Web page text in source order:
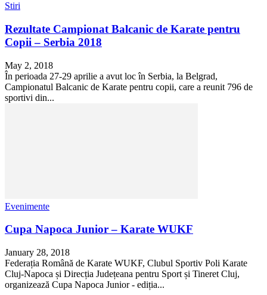
Stiri
Rezultate Campionat Balcanic de Karate pentru
Copii – Serbia 2018
May 2, 2018
În perioada 27-29 aprilie a avut loc în Serbia, la Belgrad,
Campionatul Balcanic de Karate pentru copii, care a reunit 796 de
sportivi din...
Evenimente
Cupa Napoca Junior – Karate WUKF
January 28, 2018
Federația Română de Karate WUKF, Clubul Sportiv Poli Karate
Cluj-Napoca și Direcția Județeana pentru Sport și Tineret Cluj,
organizează Cupa Napoca Junior - ediția...